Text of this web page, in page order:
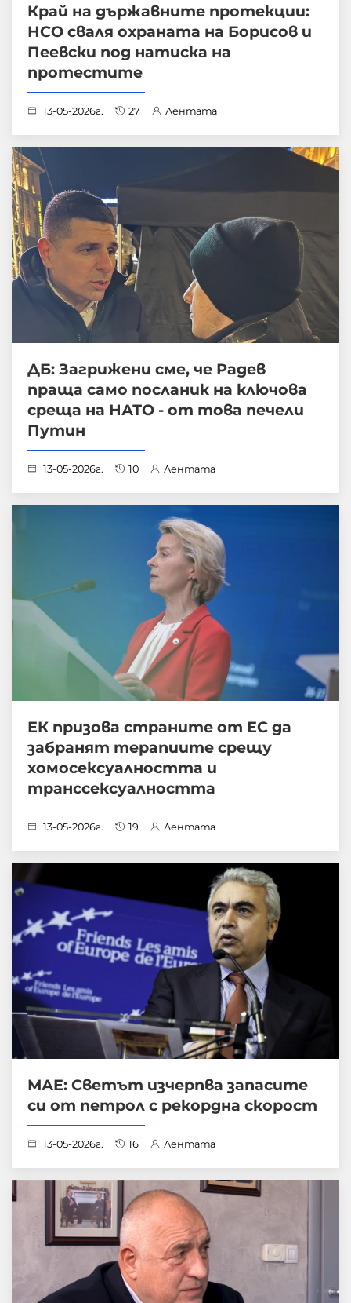
Край на държавните протекции:
НСО сваля охраната на Борисов и
Пеевски под натиска на
протестите
13-05-2026г. 27 Лентата
ДБ: Загрижени сме, че Радев
праща само посланик на ключова
среща на НАТО - от това печели
Путин
13-05-2026г. 10 Лентата
ЕК призова страните от ЕС да
забранят терапиите срещу
хомосексуалността и
транссексуалността
13-05-2026г. 19 Лентата
МАЕ: Светът изчерпва запасите
си от петрол с рекордна скорост
13-05-2026г. 16 Лентата